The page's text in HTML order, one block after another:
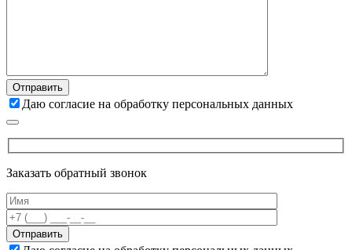
Даю согласие на обработку персональных данных
Заказать обратный звонок